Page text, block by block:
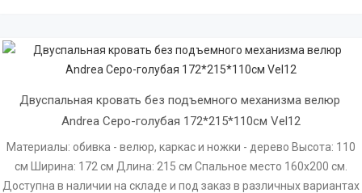
Двуспальная кровать без подъемного механизма велюр
Andrea Серо-голубая 172*215*110см Vel12
Материалы: обивка - велюр, каркас и ножки - дерево Высота: 110
см Ширина: 172 см Длина: 215 см Спальное место 160х200 см.
Доступна в наличии на складе и под заказ в различных вариантах